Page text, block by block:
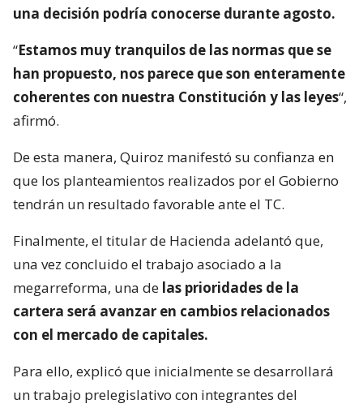
una decisión podría conocerse durante agosto.
“Estamos muy tranquilos de las normas que se
han propuesto, nos parece que son enteramente
coherentes con nuestra Constitución y las leyes“,
afirmó.
De esta manera, Quiroz manifestó su confianza en
que los planteamientos realizados por el Gobierno
tendrán un resultado favorable ante el TC.
Finalmente, el titular de Hacienda adelantó que,
una vez concluido el trabajo asociado a la
megarreforma, una de las prioridades de la
cartera será avanzar en cambios relacionados
con el mercado de capitales.
Para ello, explicó que inicialmente se desarrollará
un trabajo prelegislativo con integrantes del